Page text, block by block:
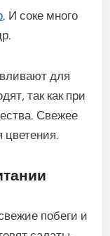
. И соке много
для
так как при
Свежее
цветения.
побеги и